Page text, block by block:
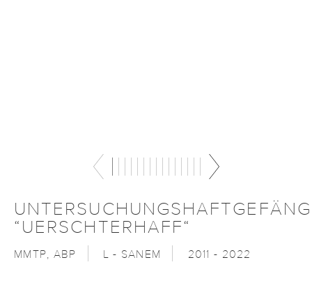
“UERSCHTERHAFF“
MMTP, ABP L - SANEM 2011 - 2022